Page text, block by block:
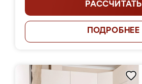
РАССЧИТАТЬ
ПОДРОБНЕЕ